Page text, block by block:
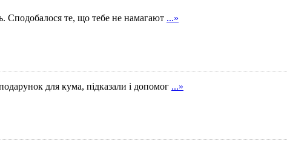
Сподобалося те, що тебе не намагают ...»
для кума, підказали і допомог ...»